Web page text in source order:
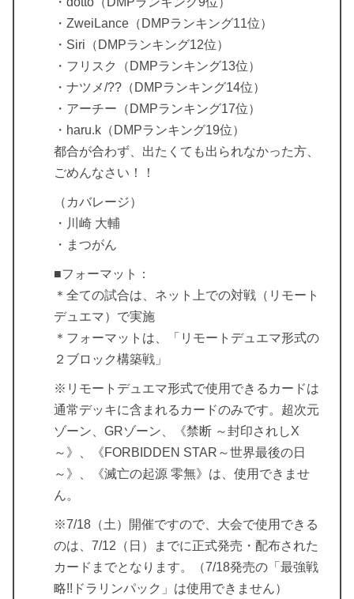
・ZweiLance（DMPランキング11位）
・Siri（DMPランキング12位）
・フリスク（DMPランキング13位）
・ナツメ/??（DMPランキング14位）
・アーチー（DMPランキング17位）
・haru.k（DMPランキング19位）
都合が合わず、出たくても出られなかった方、
ごめんなさい！！
（カバレージ）
・川崎 大輔
・まつがん
■フォーマット：
＊全ての試合は、ネット上での対戦（リモート
デュエマ）で実施
＊フォーマットは、「リモートデュエマ形式の
２ブロック構築戦」
※リモートデュエマ形式で使用できるカードは
通常デッキに含まれるカードのみです。超次元
ゾーン、GRゾーン、《禁断 ～封印されしX
～》、《FORBIDDEN STAR～世界最後の日
～》、《滅亡の起源 零無》は、使用できませ
ん。
※7/18（土）開催ですので、大会で使用できる
のは、7/12（日）までに正式発売・配布された
カードまでとなります。（7/18発売の「最強戦
略!!ドラリンパック」は使用できません）